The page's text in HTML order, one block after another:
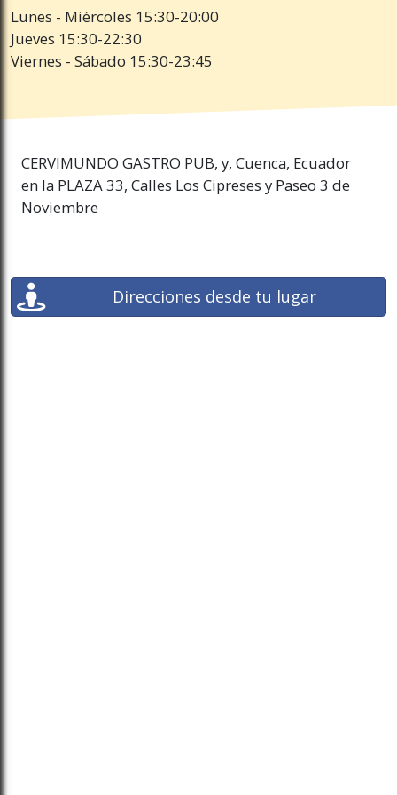
Lunes - Miércoles 15:30-20:00
Jueves 15:30-22:30
Viernes - Sábado 15:30-23:45
CERVIMUNDO GASTRO PUB, y, Cuenca, Ecuador
en la PLAZA 33, Calles Los Cipreses y Paseo 3 de
Noviembre
Direcciones desde tu lugar